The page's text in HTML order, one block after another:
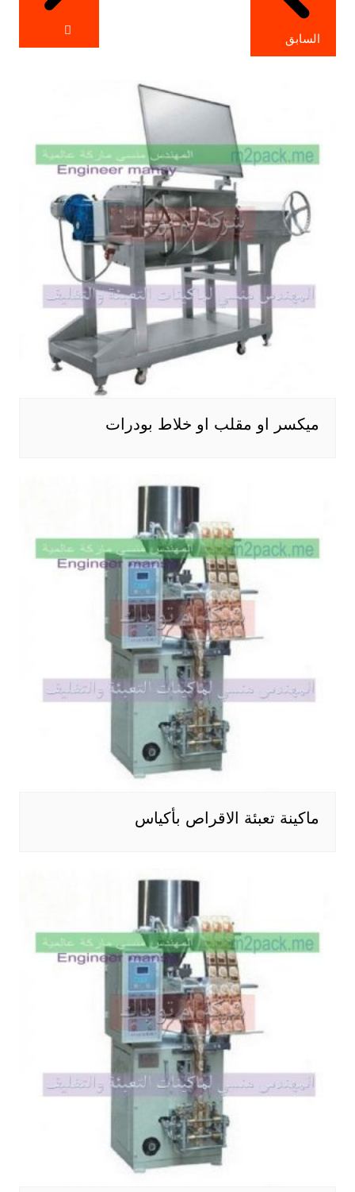
السابق
ميكسر او مقلب او خلاط بودرات
ماكينة تعبئة الاقراص بأكياس